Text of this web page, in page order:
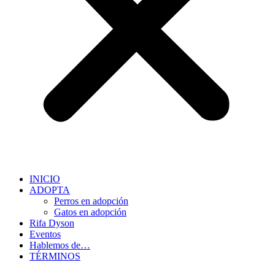
INICIO
ADOPTA
Perros en adopción
Gatos en adopción
Rifa Dyson
Eventos
Hablemos de…
TÉRMINOS